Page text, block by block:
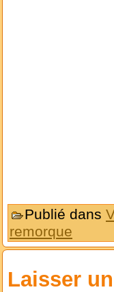
Publié dans
remorque
Laisser